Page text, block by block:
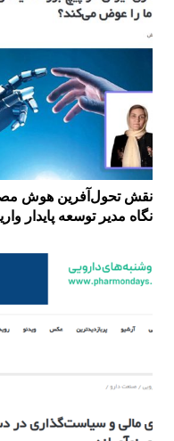
نقش تحول‌آفرین هوش
نگاه مدیر توسعه پایدار